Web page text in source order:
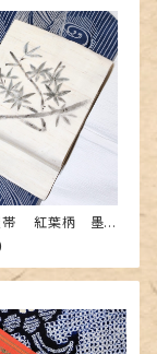
帯 紅葉柄 墨色